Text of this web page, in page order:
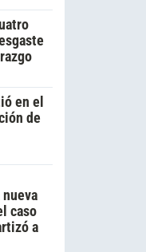
en el
de
caso
a